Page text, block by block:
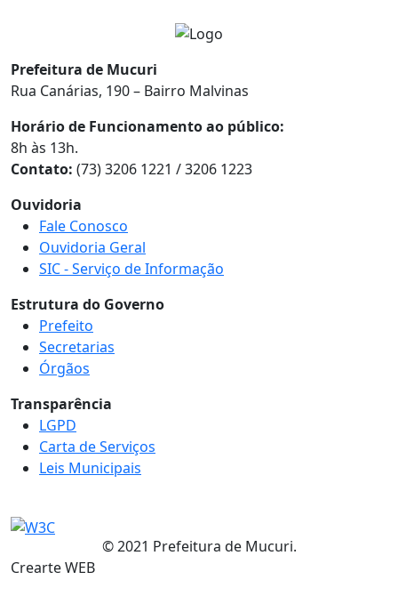
Prefeitura de Mucuri
Rua Canárias, 190 – Bairro Malvinas
Horário de Funcionamento ao público:
8h às 13h.
Contato: (73) 3206 1221 / 3206 1223
Ouvidoria
Fale Conosco
Ouvidoria Geral
SIC - Serviço de Informação
Estrutura do Governo
Prefeito
Secretarias
Órgãos
Transparência
LGPD
Carta de Serviços
Leis Municipais
© 2021 Prefeitura de Mucuri.
Crearte WEB